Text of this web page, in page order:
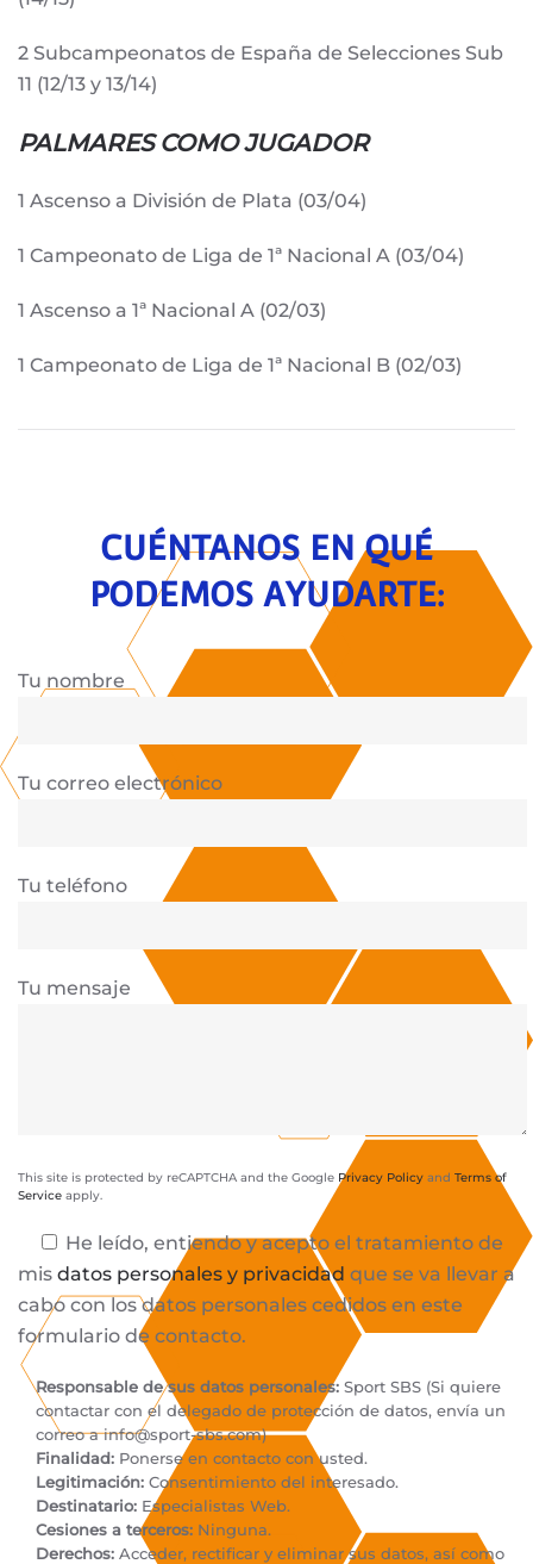
2 Subcampeonatos de España de Selecciones Sub
11 (12/13 y 13/14)
PALMARES COMO JUGADOR
1 Ascenso a División de Plata (03/04)
1 Campeonato de Liga de 1ª Nacional A (03/04)
1 Ascenso a 1ª Nacional A (02/03)
1 Campeonato de Liga de 1ª Nacional B (02/03)
CUÉNTANOS EN QUÉ
PODEMOS AYUDARTE:
Tu nombre
Tu correo electrónico
Tu teléfono
Tu mensaje
This site is protected by reCAPTCHA and the Google Privacy Policy and Terms of
Service apply.
He leído, entiendo y acepto el tratamiento de
mis datos personales y privacidad que se va llevar a
cabo con los datos personales cedidos en este
formulario de contacto.
Responsable de sus datos personales: Sport SBS (Si quiere
contactar con el delegado de protección de datos, envía un
correo ainfo@sport-sbs.com)
Finalidad: Ponerse en contacto con usted.
Legitimación: Consentimiento del interesado.
Destinatario: Especialistas Web.
Cesiones a terceros: Ninguna.
Derechos: Acceder, rectificar y eliminar sus datos, así como